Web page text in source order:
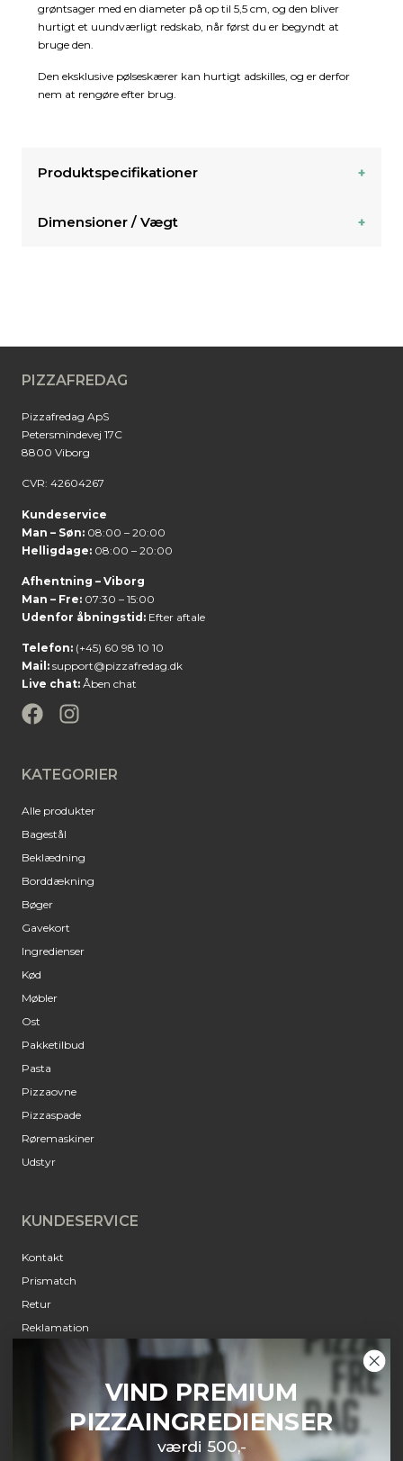
grøntsager med en diameter på op til 5,5 cm, og den bliver
hurtigt et uundværligt redskab, når først du er begyndt at
bruge den.
Den eksklusive pølseskærer kan hurtigt adskilles, og er derfor
nem at rengøre efter brug.
Produktspecifikationer
Dimensioner / Vægt
PIZZAFREDAG
Pizzafredag ApS
Petersmindevej 17C
8800 Viborg
CVR: 42604267
Kundeservice
Man – Søn: 08:00 – 20:00
Helligdage: 08:00 – 20:00
Afhentning – Viborg
Man – Fre: 07:30 – 15:00
Udenfor åbningstid: Efter aftale
Telefon: (+45) 60 98 10 10
Mail: support@pizzafredag.dk
Live chat: Åben chat
KATEGORIER
Alle produkter
Bagestål
Beklædning
Borddækning
Bøger
Gavekort
Ingredienser
Kød
Møbler
Ost
Pakketilbud
Pasta
Pizzaovne
Pizzaspade
Røremaskiner
Udstyr
KUNDESERVICE
Kontakt
Prismatch
Retur
Reklamation
Om Pizzafredag
INFORMATION
VIND PREMIUM
PIZZAINGREDIENSER
værdi 500,-